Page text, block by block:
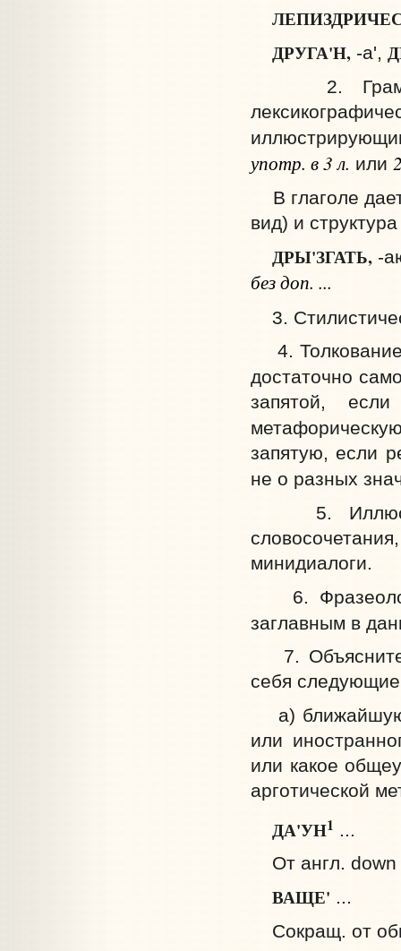
ДРУГА'Н,-а',
2.
употр. в 3 л. или
В глаголе
вид) и
ДРЫ'ЗГАТЬ, -
без доп. ...
3.
4.
достаточно
запятой,
запятую, если
не о разных
5.
минидиалоги.
6.
заглавным в
7.
себя
а) ближайшую
или
или какое
арготической
ДА'УН1 ...
От англ. down
ВАЩЕ' ...
Сокращ. от